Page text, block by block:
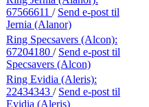
67566611 / Send e-post til
Jernia (Alanor)
Ring Specsavers (Alcon):
67204180 / Send e-post til
Specsavers (Alcon)
Ring Evidia (Aleris):
22434343 / Send e-post til
Evidia (Aleris)